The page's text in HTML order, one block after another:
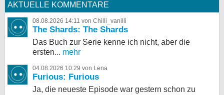
AKTUELLE KOMMENTARE
08.08.2026 14:11 von Chilli_vanilli
The Shards: The Shards
Das Buch zur Serie kenne ich nicht, aber die
ersten... mehr
04.08.2026 10:29 von Lena
Furious: Furious
Ja, die neueste Episode war gestern schon zu